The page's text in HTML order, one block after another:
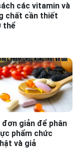
các vitamin và
chất cần thiết
thể
đơn giản để phân
phẩm chức
và giả